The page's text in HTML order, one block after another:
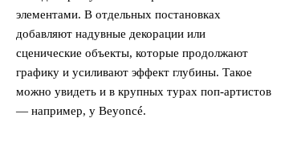
элементами. В отдельных постановках
добавляют надувные декорации или
сценические объекты, которые продолжают
графику и усиливают эффект глубины. Такое
можно увидеть и в крупных турах поп-артистов
— например, у Beyoncé.